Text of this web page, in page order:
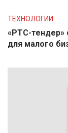
ТЕХНОЛОГИИ
«РТС-тендер»
для малого